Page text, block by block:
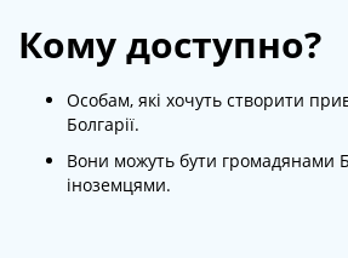
Кому доступно?
Особам, які хочуть створити
Болгарії.
Вони можуть бути громадянами
іноземцями.